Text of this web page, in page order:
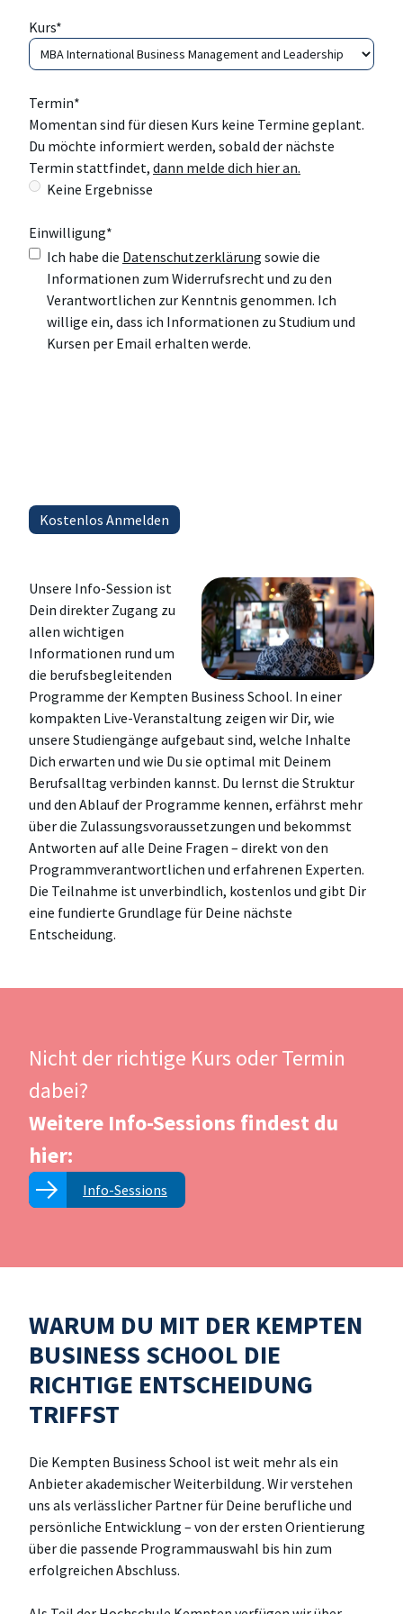
Kurs*
Termin*
Momentan sind für diesen Kurs keine Termine geplant.
Du möchte informiert werden, sobald der nächste
Termin stattfindet, dann melde dich hier an.
Keine Ergebnisse
Einwilligung*
Ich habe die Datenschutzerklärung sowie die
Informationen zum Widerrufsrecht und zu den
Verantwortlichen zur Kenntnis genommen. Ich
willige ein, dass ich Informationen zu Studium und
Kursen per Email erhalten werde.
Unsere Info-Session ist
Dein direkter Zugang zu
allen wichtigen
Informationen rund um
die berufsbegleitenden
Programme der Kempten Business School. In einer
kompakten Live-Veranstaltung zeigen wir Dir, wie
unsere Studiengänge aufgebaut sind, welche Inhalte
Dich erwarten und wie Du sie optimal mit Deinem
Berufsalltag verbinden kannst. Du lernst die Struktur
und den Ablauf der Programme kennen, erfährst mehr
über die Zulassungsvoraussetzungen und bekommst
Antworten auf alle Deine Fragen – direkt von den
Programmverantwortlichen und erfahrenen Experten.
Die Teilnahme ist unverbindlich, kostenlos und gibt Dir
eine fundierte Grundlage für Deine nächste
Entscheidung.
Nicht der richtige Kurs oder Termin
dabei?
Weitere Info-Sessions findest du
hier:
Info-Sessions
WARUM DU MIT DER KEMPTEN
BUSINESS SCHOOL DIE
RICHTIGE ENTSCHEIDUNG
TRIFFST
Die Kempten Business School ist weit mehr als ein
Anbieter akademischer Weiterbildung. Wir verstehen
uns als verlässlicher Partner für Deine berufliche und
persönliche Entwicklung – von der ersten Orientierung
über die passende Programmauswahl bis hin zum
erfolgreichen Abschluss.